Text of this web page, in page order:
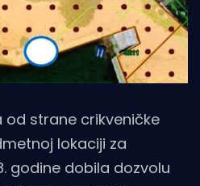
od strane crikveničke
lokaciji za
godine dobila dozvolu